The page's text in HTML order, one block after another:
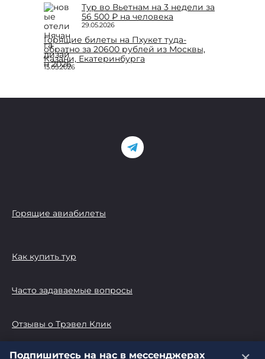
Тур во Вьетнам на 3 недели за
56 500 ₽ на человека
29.05.2026
Горящие билеты на Пхукет туда-
обратно за 20600 рублей из Москвы,
Казани, Екатеринбурга
15.05.2026
Горящие авиабилеты
Как купить тур
Часто задаваемые вопросы
Отзывы о Трэвел Клик
Подпишитесь на нас в мессенджерах